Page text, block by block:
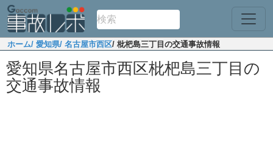
ホーム/ 愛知県/ 名古屋市西区/ 枇杷島三丁目の交通事故情報
愛知県名古屋市西区枇杷島三丁目の
交通事故情報